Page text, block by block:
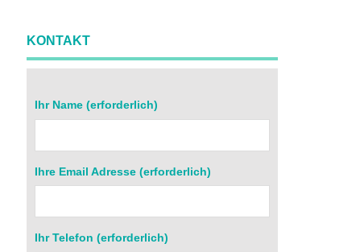
KONTAKT
Ihr Name (erforderlich)
Ihre Email Adresse (erforderlich)
Ihr Telefon (erforderlich)